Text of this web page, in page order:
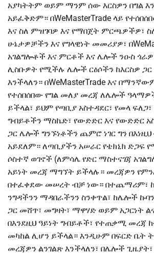
አያካትትም ወይም ማንም ሰው እርስዎን በግል
አይፈቅድም። በWeMasterTrade ላይ
እና ስለ ምዝገባዎ እና የማበጀት ምርጫዎችዎ፣
ሁኔታዎቻችን እና የግላዊነት መመሪያዎ፣
አገልግሎቶች እና ምርቶች እና ሌሎች ንዑስ
ሊስቡዎት የሚችሉ ሌሎች ርዕሶችን ከእርስዎ
እንችላለን። በWeMasterTrade እና
የተሰበሰበው የግል መለያ መረጃ ለሌሎች
ይችላል፣ ይህም የጣቢያ አስተዳደር፣ የመላ
ግብይቶችን ማስኬድ፣ የውድድር እና የውድድር
ጋር ሌሎች ግንኙነቶችን ጨምሮ ነገር ግን በእነዚህ
አይደለም። ለጣቢያችን አሠራር የቴክኒክ ድጋፍ
ሶስተኛ ወገኖች (ለምሳሌ የድር ማስተናገጃ
አይነት መረጃ ማግኘት ይችላሉ። መረጃዎን
በተፈቀደው መሠረት ብቻ ነው። በተጨማሪም፣
ንግዳችንን ማዳበራችንን ስንቀጥል፣ ከሌሎች
ጋር መሸጥ፣ መግዛት፣ ማዋሃድ ወይም አጋርነት
በእንደዚህ ዓይነት ግብይቶች፣ የተጠቃሚ መረጃ
መካከል ሊሆን ይችላል። እንዲሁም በፍርድ ቤት
መረጃዎን ልንገልጽ እንችላለን፣ በሌሎች